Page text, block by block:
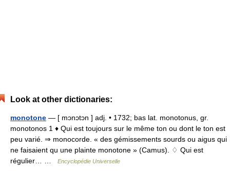
Look at other dictionaries:
monotone — [ mɔnɔtɔn ] adj. • 1732; bas lat. monotonus, gr.
monotonos 1 ♦ Qui est toujours sur le même ton ou dont le ton est
peu varié. ⇒ monocorde. « des gémissements sourds ou aigus qui
ne faisaient qu une plainte monotone » (Camus). ♢ Qui est
régulier… …
Encyclopédie Universelle